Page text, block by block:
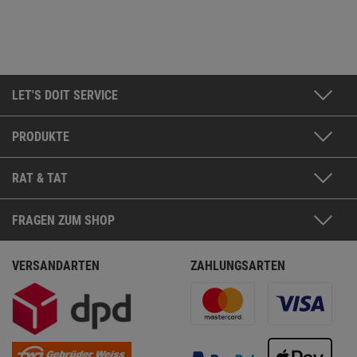
LET'S DOIT SERVICE
PRODUKTE
RAT & TAT
FRAGEN ZUM SHOP
VERSANDARTEN ZAHLUNGSARTEN